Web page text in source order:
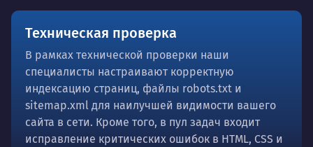
Техническая проверка
В рамках технической проверки наши
специалисты настраивают корректную
индексацию страниц, файлы robots.txt и
sitemap.xml для наилучшей видимости вашего
сайта в сети. Кроме того, в пул задач входит
исправление критических ошибок в HTML, CSS и